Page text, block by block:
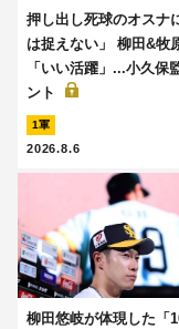
押し出し死球のオスナ
は捉えない」 柳田&牧
「いい活躍」...小久保
ント
1軍
2026.8.6
柳田悠岐が体現した「